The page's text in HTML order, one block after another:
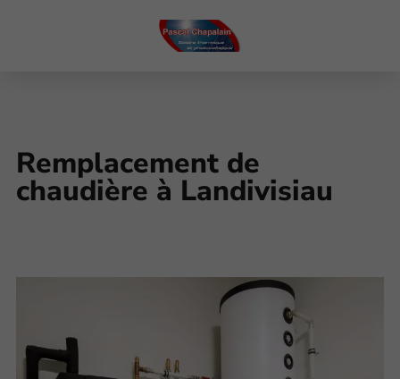
Remplacement de
chaudière à Landivisiau